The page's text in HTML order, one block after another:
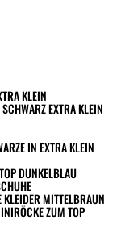
KLEIN
EXTRA KLEIN
IN EXTRA KLEIN
TOP DUNKELBLAU
KLEIDER MITTELBRAUN
ZUM TOP